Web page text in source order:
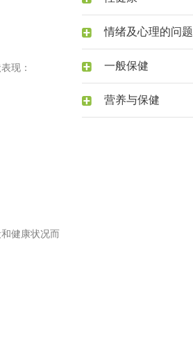
情绪及心理的问题
一般保健
营养与保健
现：
健康状况而